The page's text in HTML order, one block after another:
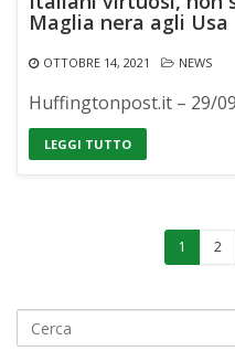
Maglia nera agli Usa
OTTOBRE 14, 2021 NEWS
Huffingtonpost.it – 29/
LEGGI TUTTO
1 2